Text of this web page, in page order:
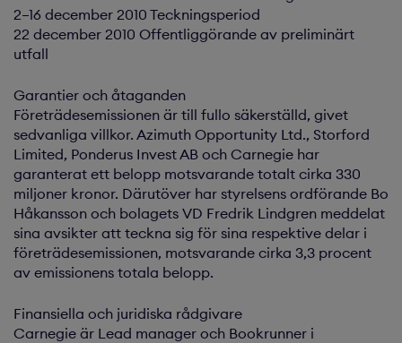
2–16 december 2010 Teckningsperiod
22 december 2010 Offentliggörande av preliminärt
utfall
Garantier och åtaganden
Företrädesemissionen är till fullo säkerställd, givet
sedvanliga villkor. Azimuth Opportunity Ltd., Storford
Limited, Ponderus Invest AB och Carnegie har
garanterat ett belopp motsvarande totalt cirka 330
miljoner kronor. Därutöver har styrelsens ordförande Bo
Håkansson och bolagets VD Fredrik Lindgren meddelat
sina avsikter att teckna sig för sina respektive delar i
företrädesemissionen, motsvarande cirka 3,3 procent
av emissionens totala belopp.
Finansiella och juridiska rådgivare
Carnegie är Lead manager och Bookrunner i